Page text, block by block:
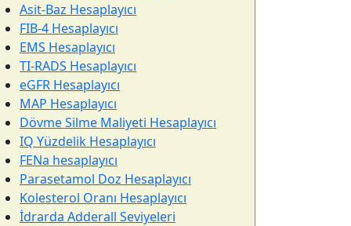
Asit-Baz Hesaplayıcı
FIB-4 Hesaplayıcı
EMS Hesaplayıcı
TI-RADS Hesaplayıcı
eGFR Hesaplayıcı
MAP Hesaplayıcı
Dövme Silme Maliyeti Hesaplayıcı
IQ Yüzdelik Hesaplayıcı
FENa hesaplayıcı
Parasetamol Doz Hesaplayıcı
Kolesterol Oranı Hesaplayıcı
İdrarda Adderall Seviyeleri